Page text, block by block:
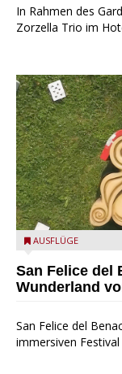
In Rahmen des
Zorzella Trio im
San Felice del
AUSFLÜGE
San Felice del
Wunderland
San Felice del
immersiven